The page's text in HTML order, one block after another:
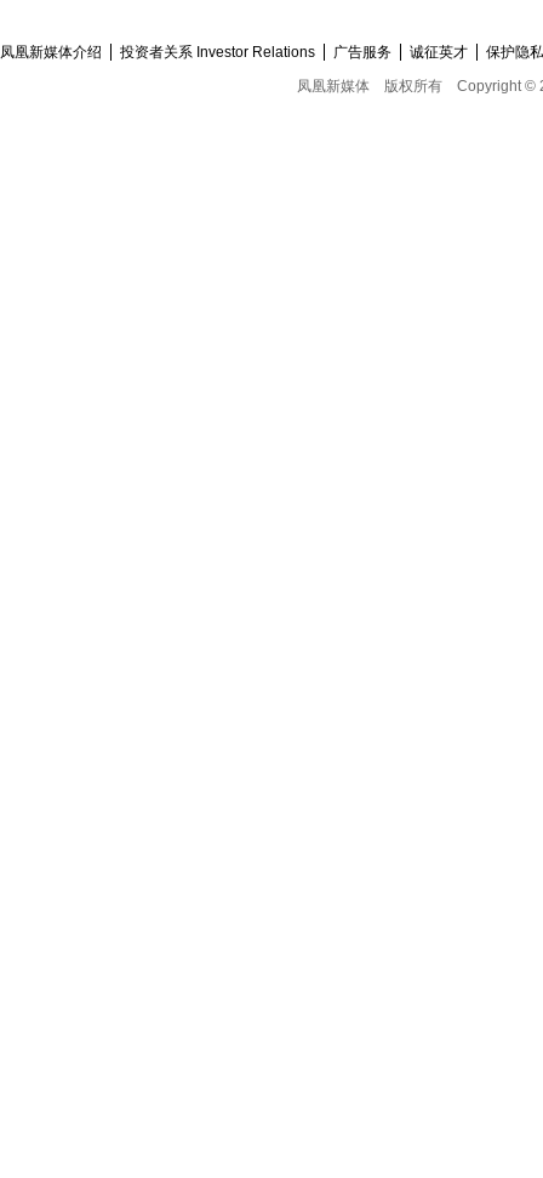
凤凰新媒体介绍 投资者关系 Investor Relations 广告服务 诚征英才
保护隐
凤凰新媒体
版权所有 Copyright ©